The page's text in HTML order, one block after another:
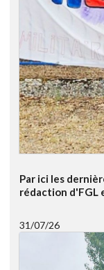
Par ici les
rédaction d'FGL
31/07/26